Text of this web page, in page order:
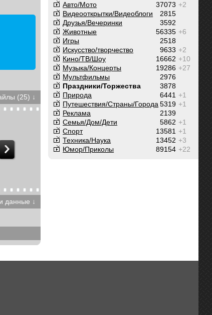
(25) ↓
данные ↓
+2
37073
Авто/Мото
2815
Видеооткрытки/Видеоблоги
3592
Друзья/Вечеринки
+6
56335
Животные
2518
Игры
+2
9633
Искусство/творчество
+10
16662
Кино/ТВ/Шоу
+27
19286
Музыка/Концерты
2976
Мультфильмы
3878
Праздники/Торжества
+1
6441
Природа
+1
5319
Путешествия/Cтраны/Города
2139
Реклама
+1
5862
Семья/Дом/Дети
+1
13581
Спорт
+3
13452
Техника/Наука
+22
89154
Юмор/Приколы